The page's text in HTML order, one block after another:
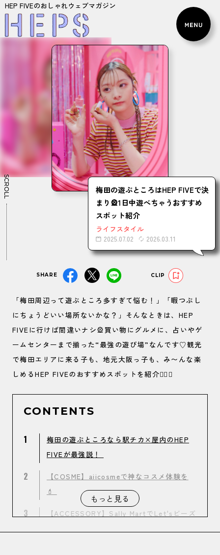
HEP FIVEのおしゃれウェブマガジン
梅田の遊ぶところはHEP FIVEで決
まり🎡1日中遊べちゃうおすすめ
スポット紹介
ライフスタイル
2025.07.02
2026.03.11
SCROLL
SHARE CLIP
「梅田周辺って遊ぶところ多すぎて悩む！」「暇つぶし
にちょうどいい場所ないかな？」そんなときは、HEP
FIVEに行けば間違いナシ🎡買い物にグルメに、占いやゲ
ームセンターまで揃った“最強の遊び場”なんです♡観光
で梅田エリアに来る子も、地元大阪っ子も、み〜んな楽
しめるHEP FIVEのおすすめスポットを紹介🏃‍♀️✨
CONTENTS
1
梅田の遊ぶところなら駅チカ×屋内のHEP
FIVEが最強説！
2
【COSME】aiicosmeで神なコスメ体験を
💄
3
【ACCESSORY】Sally MartでLet'sビーズ
もっと見る